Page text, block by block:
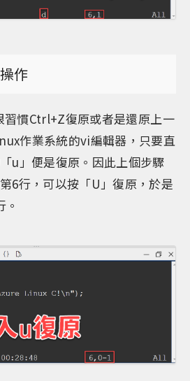
作
慣Ctrl+Z復原或者是還原上一
作業系統的vi編輯器，只要直
u」便是復原。因此上個步驟
6行，可以按「U」復原，於是